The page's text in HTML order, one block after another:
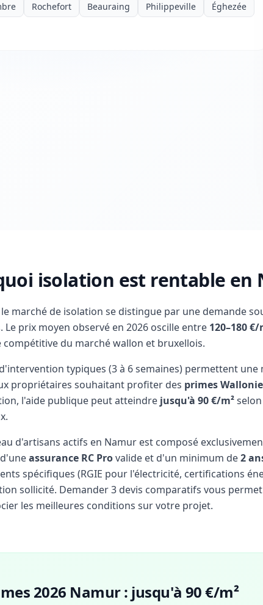
Rochefort Beauraing Philippeville
Éghezée
isolation est rentable en
le marché de isolation se distingue par une demande
Le prix moyen observé en 2026 oscille entre 120–180 €/
du marché wallon et bruxellois.
typiques (3 à 6 semaines) permettent
propriétaires souhaitant profiter des primes
l'aide publique peut atteindre jusqu'à 90 €/m²
d'artisans actifs en Namur est composé
assurance RC Provalide et d'un minimum de2
spécifiques (RGIE pour l'électricité, certifications
sollicité. Demander 3 devis comparatifs vous
les meilleures conditions sur votre projet.
2026 Namur : jusqu'à 90 €/m²